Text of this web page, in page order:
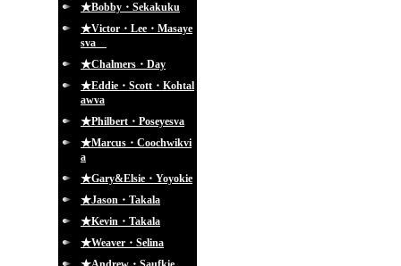
★Bobby・Sekakuku
★Victor・Lee・Masaye
sva
★Chalmers・Day
★Eddie・Scott・Kohtal
awva
★Philbert・Poseyesva
★Marcus・Coochwikvi
a
★Gary&Elsie・Yoyokie
★Jason・Takala
★Kevin・Takala
★Weaver・Selina